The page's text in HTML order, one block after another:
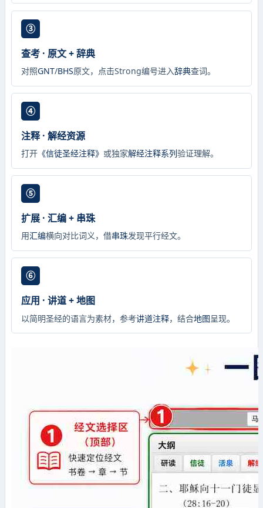
③
查考 · 原文 + 辞典
对照GNT/BHS原文，点击Strong编号进入辞典查词。
④
注释 · 解经资源
打开 《信徒圣经注释》 或独家解经注释系列验证理解。
⑤
扩展 · 汇编 + 串珠
用汇编横向对比词义，借串珠发现平行经文。
⑥
应用 · 讲道 + 地图
以简明圣经的语言为素材，参考讲道注释，结合地图呈现。